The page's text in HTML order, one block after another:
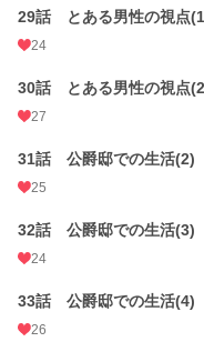
29話 とある男性の視点
24
30話 とある男性の視点
27
31話 公爵邸での生活(2)
25
32話 公爵邸での生活(3)
24
33話 公爵邸での生活(4)
26